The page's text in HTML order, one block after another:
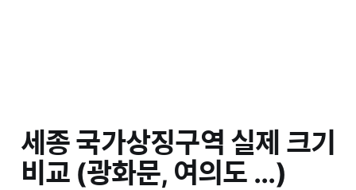
세종 국가상징구역 실제 크기
비교 (광화문, 여의도 ...)